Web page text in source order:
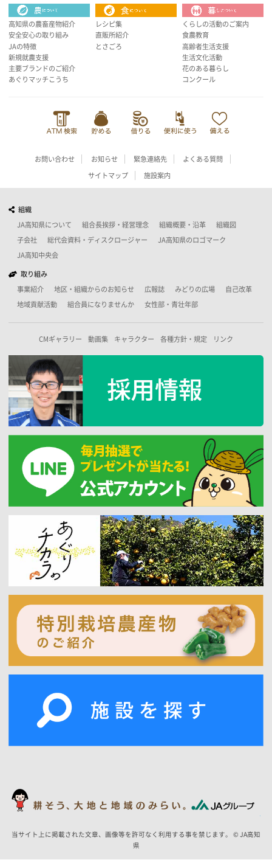
高知県の農畜産物紹介
安全安心の取り組み
JAの特徴
新規就農支援
主要ブランドのご紹介
あぐりマッチこうち
レシピ集
直販所紹介
とさごろ
くらしの活動のご案内
食農教育
高齢者生活支援
生活文化活動
花のある暮らし
コンクール
お問い合わせ お知らせ 緊急連絡先 よくある質問
サイトマップ 施設案内
組織
JA高知県について 組合長挨拶・経営理念 組織概要・沿革 組織図
子会社 総代会資料・ディスクロージャー JA高知県のロゴマーク
JA高知中央会
取り組み
事業紹介 地区・組織からのお知らせ 広報誌 みどりの広場 自己改革
地域貢献活動 組合員になりませんか 女性部・青壮年部
CMギャラリー 動画集 キャラクター 各種方針・規定 リンク
当サイト上に掲載された文章、画像等を許可なく利用する事を禁じます。 © JA高知
県